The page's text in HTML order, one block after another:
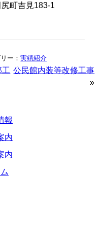
町吉見183-1
ー：実績紹介
工 公民館内装等改修工事
»